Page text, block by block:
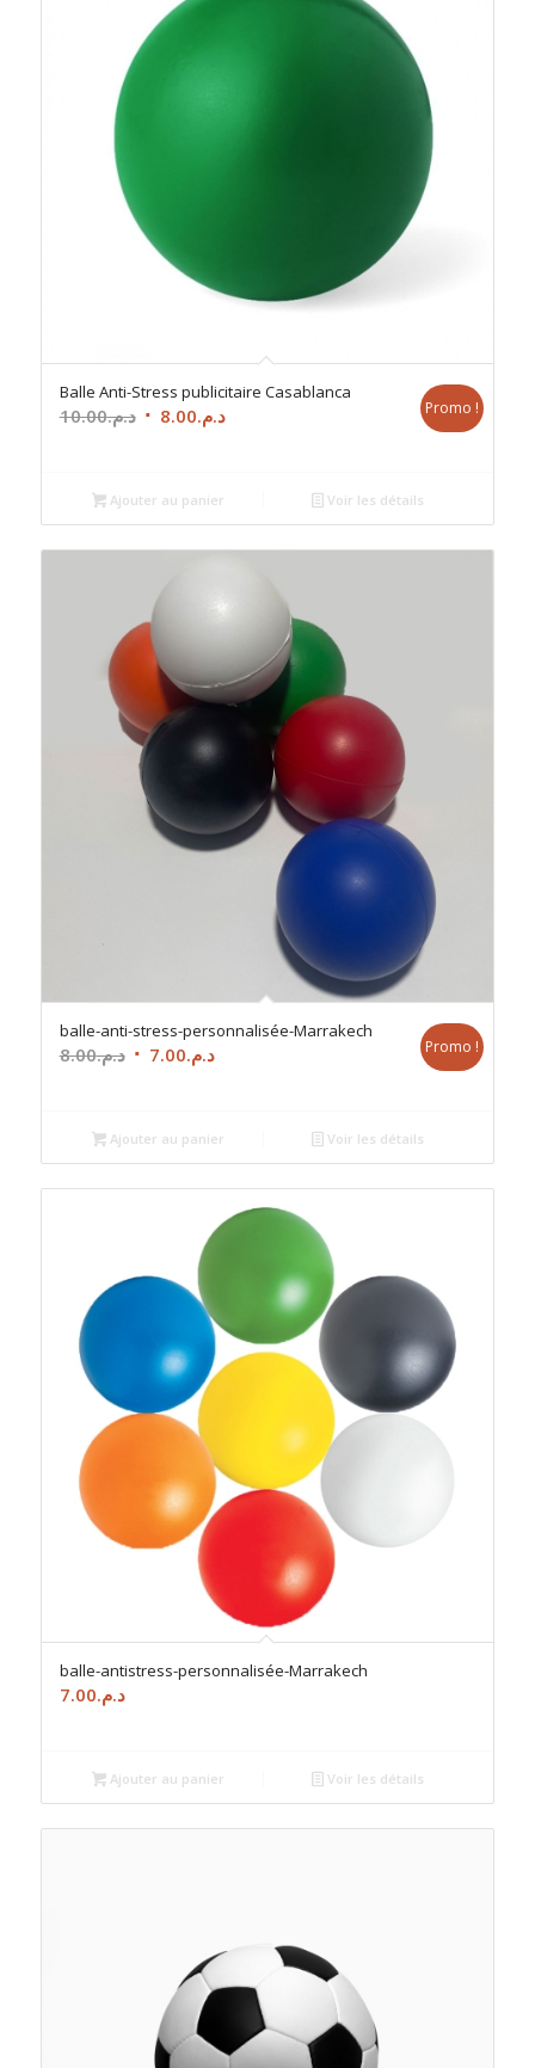
Balle Anti-Stress publicitaire Casablanca
د.م.10.00
Le
était :
د.م.10.00.
د.م.8.00
Le
د.م.8.00.
Promo !
Ajouter au panier Voir les détails
balle-anti-stress-personnalisée-Marrakech
د.م.8.00
Le
était :
د.م.8.00.
د.م.7.00
Le
est :
د.م.7.00.
Promo !
Ajouter au panier Voir les détails
balle-antistress-personnalisée-Marrakech
د.م.7.00
Ajouter au panier Voir les détails